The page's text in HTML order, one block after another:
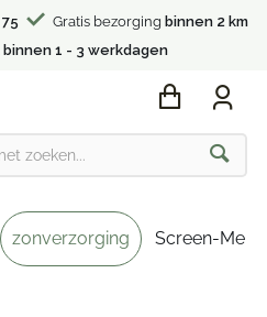
Gratis bezorging binnen 2 km
binnen 1 - 3 werkdagen
zonverzorging Screen-Me